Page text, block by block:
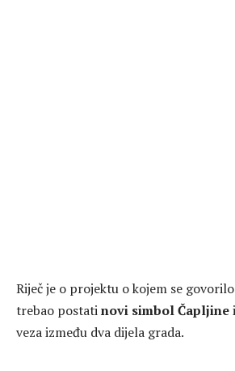
Riječ je o projektu o kojem se
trebao postatinovi simbol Čapljine
veza između dva dijela grada.